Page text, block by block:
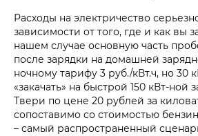
Расходы на электричество
зависимости от того, где и как вы
нашем случае основную часть
после зарядки на домашней
ночному тарифу 3 руб./кВт.ч, но 30
«закачать» на быстрой 150 кВт-ной
Твери по цене 20 рублей за
сопоставимо со стоимостью
– самый распространенный